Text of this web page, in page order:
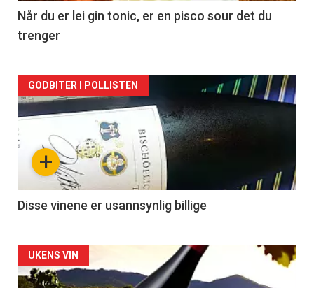
2
Når du er lei gin tonic, er en pisco sour det du
trenger
Forsiden
akkurat
nå
3
+
GODBITER I POLLISTEN
Disse vinene er usannsynlig billige
Forsiden
UKENS VIN